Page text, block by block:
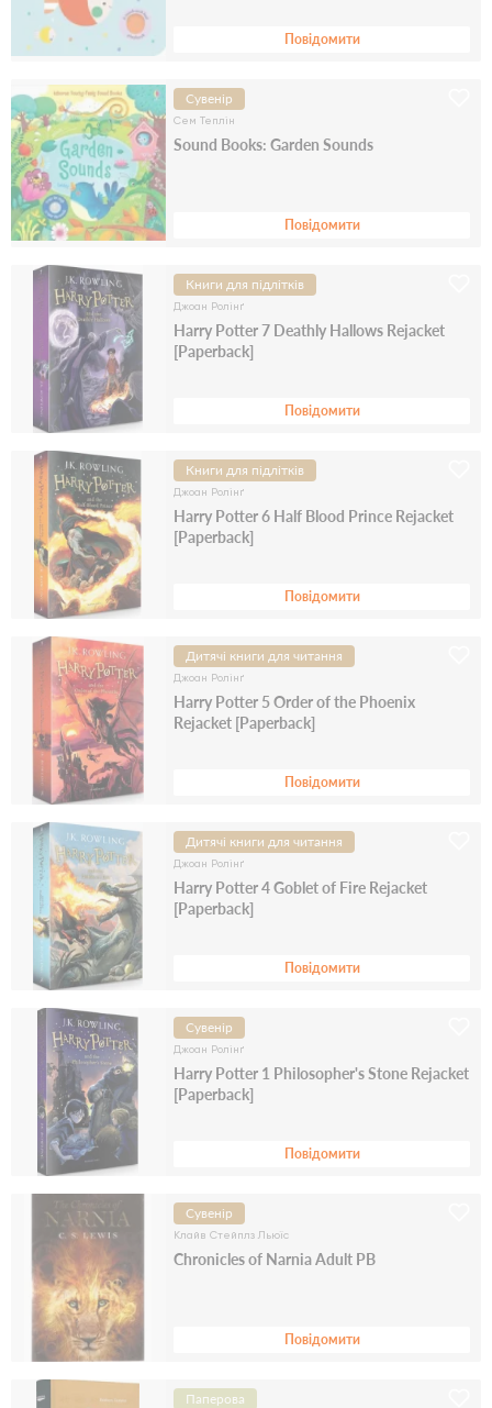
Повідомити
Сувенір
Сем Теплін
Sound Books: Garden Sounds
Повідомити
Книги для підлітків
Джоан Ролінґ
Harry Potter 7 Deathly Hallows Rejacket
[Paperback]
Повідомити
Книги для підлітків
Джоан Ролінґ
Harry Potter 6 Half Blood Prince Rejacket
[Paperback]
Повідомити
Дитячі книги для читання
Джоан Ролінґ
Harry Potter 5 Order of the Phoenix
Rejacket [Paperback]
Повідомити
Дитячі книги для читання
Джоан Ролінґ
Harry Potter 4 Goblet of Fire Rejacket
[Paperback]
Повідомити
Сувенір
Джоан Ролінґ
Harry Potter 1 Philosopher's Stone Rejacket
[Paperback]
Повідомити
Сувенір
Клайв Стейплз Льюїс
Chronicles of Narnia Adult PB
Повідомити
Паперова